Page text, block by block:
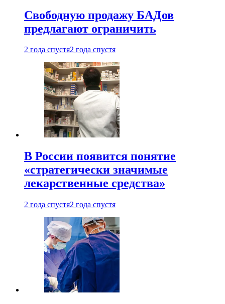
Свободную продажу БАДов
предлагают ограничить
2 года спустя2 года спустя
В России появится понятие
«стратегически значимые
лекарственные средства»
2 года спустя2 года спустя